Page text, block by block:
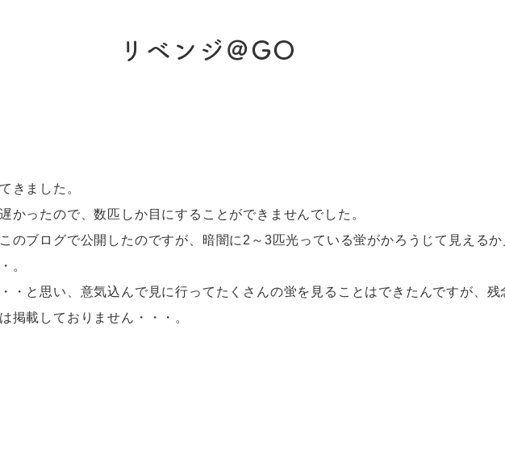
リベンジ＠GO
きました。
かったので、数匹しか目にすることができませんでした。
のブログで公開したのですが、暗闇に2～3匹光っている蛍がかろうじて見える
。
・と思い、意気込んで見に行ってたくさんの蛍を見ることはできたんですが、残
掲載しておりません・・・。